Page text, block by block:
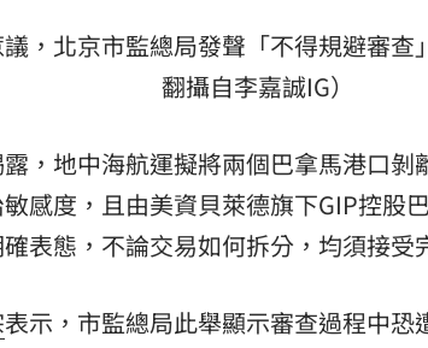
，北京市監總局發聲「不得規避審查
翻攝自李嘉誠IG）
，地中海航運擬將兩個巴拿馬港口剝
感度，且由美資貝萊德旗下GIP控股
表態，不論交易如何拆分，均須接受
表示，市監總局此舉顯示審查過程中